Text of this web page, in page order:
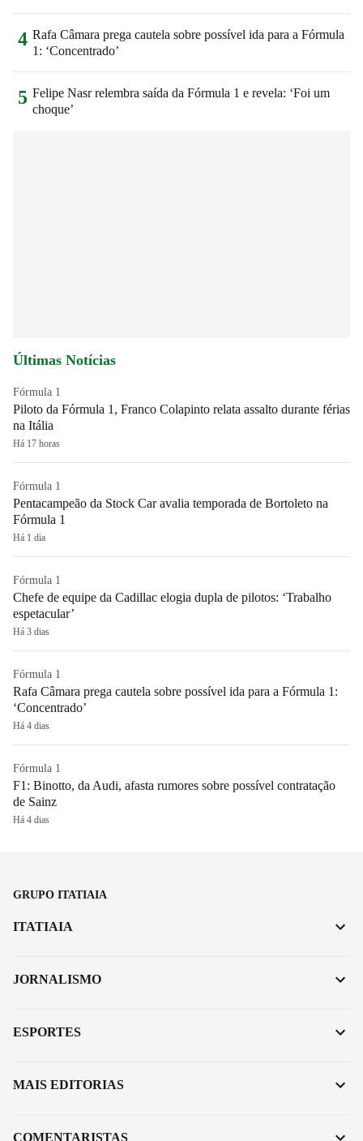
4 Rafa Câmara prega cautela sobre possível ida para a Fórmula
1: ‘Concentrado’
5 Felipe Nasr relembra saída da Fórmula 1 e revela: ‘Foi um
choque’
Últimas Notícias
Fórmula 1
Piloto da Fórmula 1, Franco Colapinto relata assalto durante férias
na Itália
Há 17 horas
Fórmula 1
Pentacampeão da Stock Car avalia temporada de Bortoleto na
Fórmula 1
Há 1 dia
Fórmula 1
Chefe de equipe da Cadillac elogia dupla de pilotos: ‘Trabalho
espetacular’
Há 3 dias
Fórmula 1
Rafa Câmara prega cautela sobre possível ida para a Fórmula 1:
‘Concentrado’
Há 4 dias
Fórmula 1
F1: Binotto, da Audi, afasta rumores sobre possível contratação
de Sainz
Há 4 dias
GRUPO ITATIAIA
ITATIAIA
JORNALISMO
ESPORTES
MAIS EDITORIAS
COMENTARISTAS